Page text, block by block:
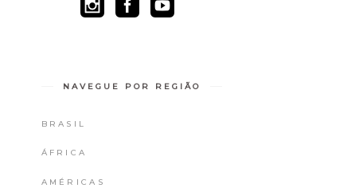
NAVEGUE POR REGIÃO
BRASIL
ÁFRICA
AMÉRICAS